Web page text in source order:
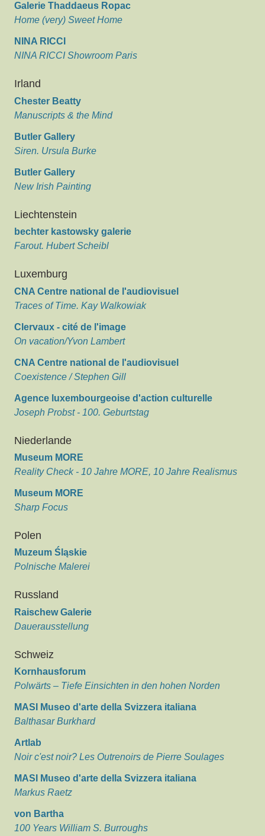
Galerie Thaddaeus Ropac
Home (very) Sweet Home
NINA RICCI
NINA RICCI Showroom Paris
Irland
Chester Beatty
Manuscripts & the Mind
Butler Gallery
Siren. Ursula Burke
Butler Gallery
New Irish Painting
Liechtenstein
bechter kastowsky galerie
Farout. Hubert Scheibl
Luxemburg
CNA Centre national de l'audiovisuel
Traces of Time. Kay Walkowiak
Clervaux - cité de l'image
On vacation/Yvon Lambert
CNA Centre national de l'audiovisuel
Coexistence / Stephen Gill
Agence luxembourgeoise d'action culturelle
Joseph Probst - 100. Geburtstag
Niederlande
Museum MORE
Reality Check - 10 Jahre MORE, 10 Jahre Realismus
Museum MORE
Sharp Focus
Polen
Muzeum Śląskie
Polnische Malerei
Russland
Raischew Galerie
Dauerausstellung
Schweiz
Kornhausforum
Polwärts – Tiefe Einsichten in den hohen Norden
MASI Museo d'arte della Svizzera italiana
Balthasar Burkhard
Artlab
Noir c'est noir? Les Outrenoirs de Pierre Soulages
MASI Museo d'arte della Svizzera italiana
Markus Raetz
von Bartha
100 Years William S. Burroughs